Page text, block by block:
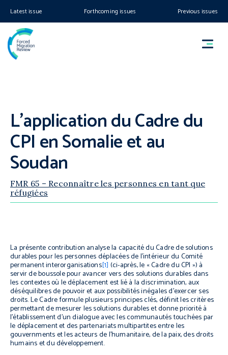
Latest issue Forthcoming issues Previous issues
L’application du Cadre du
CPI en Somalie et au
Soudan
FMR 65 – Reconnaître les personnes en tant que
réfugiées
La présente contribution analyse la capacité du Cadre de solutions
durables pour les personnes déplacées de l’intérieur du Comité
permanent interorganisations[1] (ci-après, le « Cadre du CPI ») à
servir de boussole pour avancer vers des solutions durables dans
les contextes où le déplacement est lié à la discrimination, aux
déséquilibres de pouvoir et aux possibilités inégales d’exercer ses
droits.Le Cadreformule plusieurs principes clés, définit les critères
permettant de mesurer les solutions durables et donne priorité à
l’établissement d’un dialogue avec les communautés touchées par
le déplacement et des partenariats multipartites entre les
gouvernments et les acteurs de l’humanitaire, de la paix, des droits
humains et du développement.